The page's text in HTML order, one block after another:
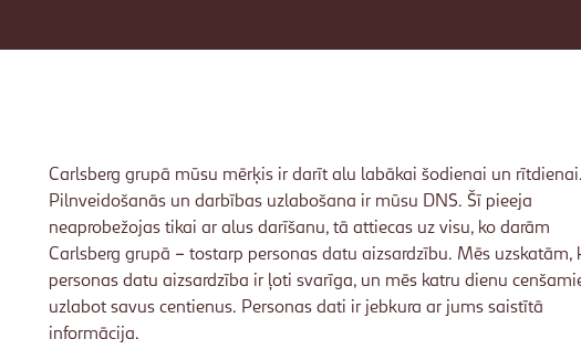
Carlsberg grupā mūsu mērķis ir darīt alu labākai šodienai un rītdienai.
Pilnveidošanās un darbības uzlabošana ir mūsu DNS. Šī pieeja
neaprobežojas tikai ar alus darīšanu, tā attiecas uz visu, ko darām
Carlsberg grupā – tostarp personas datu aizsardzību. Mēs uzskatām,
personas datu aizsardzība ir ļoti svarīga, un mēs katru dienu
uzlabot savus centienus. Personas dati ir jebkura ar jums saistītā
informācija.